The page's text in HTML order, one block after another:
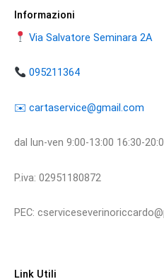
Informazioni
Via Salvatore Seminara 2A
095211364
​​✉️ ​cartaservice@gmail.com
dal lun-ven 9:00-13:00 16:30-
P.iva: 02951180872
PEC:
Link Utili